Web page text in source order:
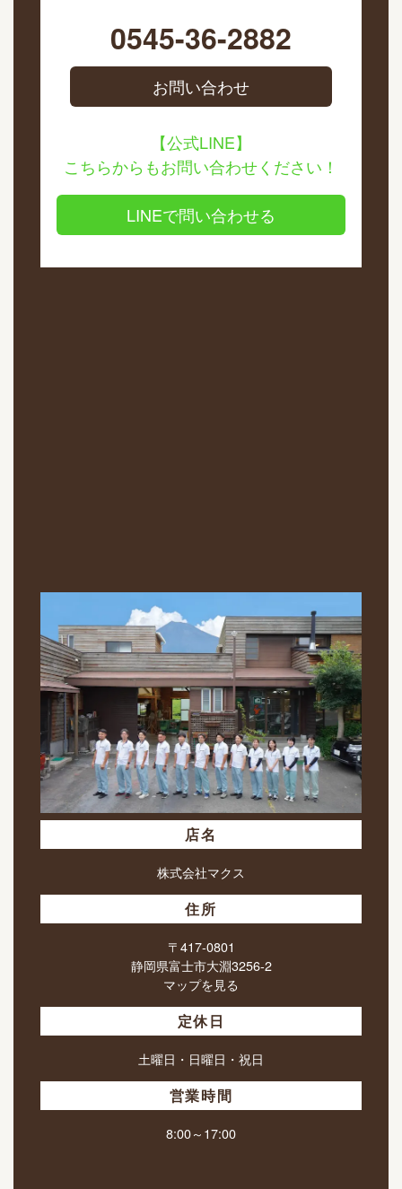
0545-36-2882
お問い合わせ
【公式LINE】
こちらからもお問い合わせください！
LINEで問い合わせる
店名
株式会社マクス
住所
〒417-0801
静岡県富士市大淵3256-2
マップを見る
定休日
土曜日・日曜日・祝日
営業時間
8:00～17:00